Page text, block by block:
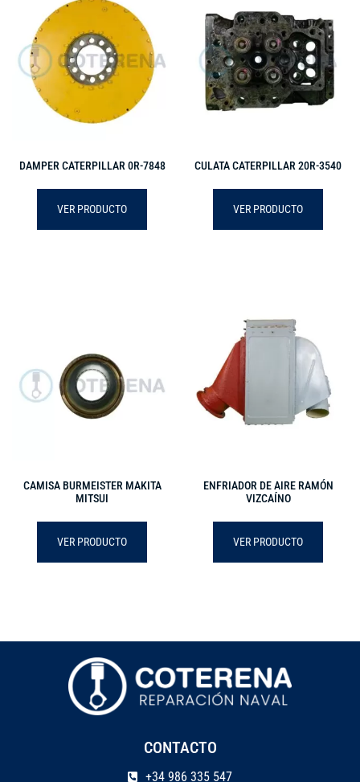
DAMPER CATERPILLAR 0R-7848
VER PRODUCTO
CULATA CATERPILLAR 20R-3540
VER PRODUCTO
CAMISA BURMEISTER MAKITA
MITSUI
VER PRODUCTO
ENFRIADOR DE AIRE RAMÓN
VIZCAÍNO
VER PRODUCTO
CONTACTO
+34 986 335 547